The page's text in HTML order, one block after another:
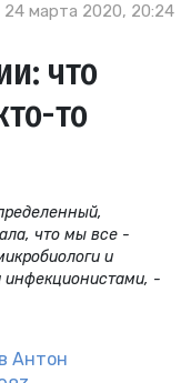
24 марта 2020, 20:24
что
то
что мы все -
и
инфекционистами, -
Антон